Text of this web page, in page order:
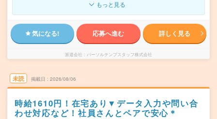
もっと見る
気になる! 応募へ進む 詳しく見る
派遣会社 パーソルテンプスタッフ株式会社
未読 掲載日 2026/08/06
時給1610円！在宅あり▼データ入力や問い合
わせ対応など！社員さんとペアで安心＊